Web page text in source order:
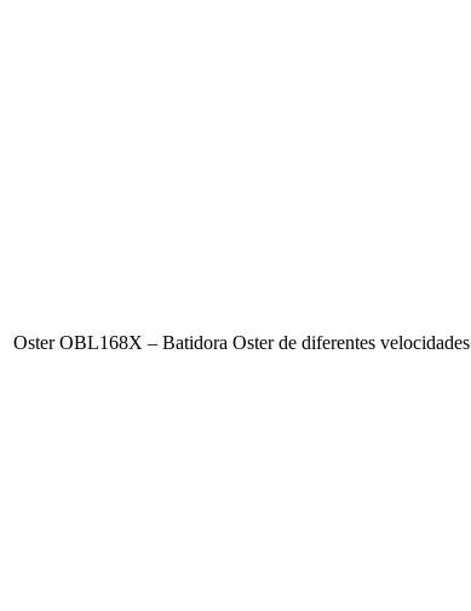
Oster OBL168X – Batidora Oster de diferentes velocidades